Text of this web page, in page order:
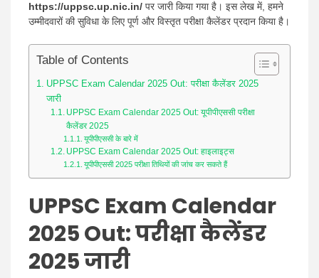
https://uppsc.up.nic.in/ पर जारी किया गया है। इस लेख में, हमने
उम्मीदवारों की सुविधा के लिए पूर्ण और विस्तृत परीक्षा कैलेंडर प्रदान किया है।
Table of Contents
UPPSC Exam Calendar 2025 Out: परीक्षा कैलेंडर 2025
जारी
UPPSC Exam Calendar 2025 Out: यूपीपीएससी परीक्षा
कैलेंडर 2025
यूपीपीएससी के बारे में
UPPSC Exam Calendar 2025 Out: हाइलाइट्स
यूपीपीएससी 2025 परीक्षा तिथियों की जांच कर सकते हैं
UPPSC Exam Calendar
2025 Out:परीक्षा कैलेंडर
2025 जारी